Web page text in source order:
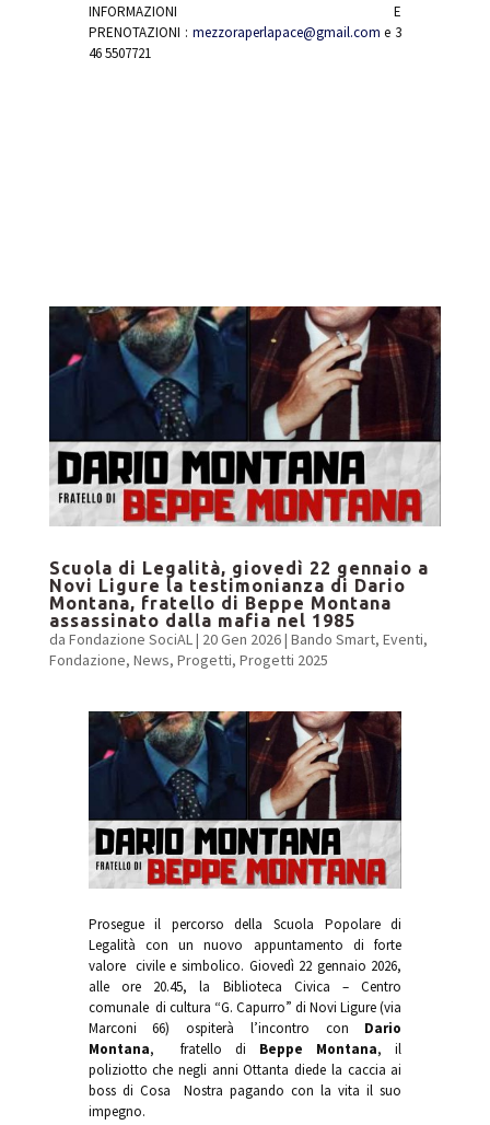
INFORMAZIONI E
PRENOTAZIONI : mezzoraperlapace@gmail.com e 3
46 5507721
Scuola di Legalità, giovedì 22 gennaio a
Novi Ligure la testimonianza di Dario
Montana, fratello di Beppe Montana
assassinato dalla mafia nel 1985
da Fondazione SociAL| 20 Gen 2026| Bando Smart, Eventi,
Fondazione, News, Progetti, Progetti 2025
Prosegue il percorso della Scuola Popolare di
Legalità con un nuovo appuntamento di forte
valore civile e simbolico. Giovedì 22 gennaio 2026,
alle ore 20.45, la Biblioteca Civica – Centro
comunale di cultura “G. Capurro” di Novi Ligure (via
Marconi 66) ospiterà l’incontro con Dario
Montana, fratello di Beppe Montana, il
poliziotto che negli anni Ottanta diede la caccia ai
boss di Cosa Nostra pagando con la vita il suo
impegno.